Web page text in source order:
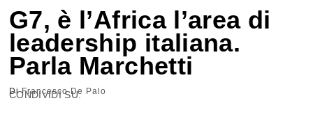
G7, è l’Africa l’area di
leadership italiana.
Parla Marchetti
DiFrancesco De Palo
CONDIVIDI SU: